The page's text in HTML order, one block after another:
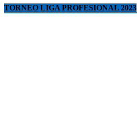
TORNEO LIGA PROFESIONAL 2023